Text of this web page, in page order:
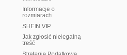
Informacje o
rozmiarach
SHEIN VIP
Jak zgłosić nielegalną
treść